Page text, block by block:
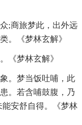
;商旅梦此，出外远
。《梦林玄解》
《梦林玄解》
。梦当饭吐哺，此
。若含哺鼓腹，乃
安舒自得。《梦林